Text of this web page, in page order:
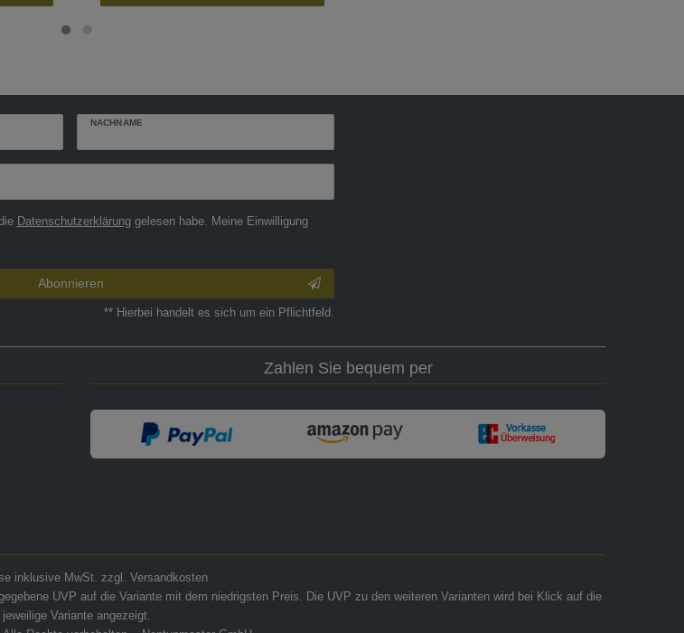
NACHNAME
Daten­schutz­erklärunggelesen habe. Meine Einwilligung
Abonnieren
** Hierbei handelt es sich um ein Pflichtfeld.
Zahlen Sie bequem per
inklusive MwSt. zzgl. Versandkosten
UVP auf die Variante mit dem niedrigsten Preis. Die UVP zu den weiteren Varianten wird bei Klick auf die
jeweilige Variante angezeigt.